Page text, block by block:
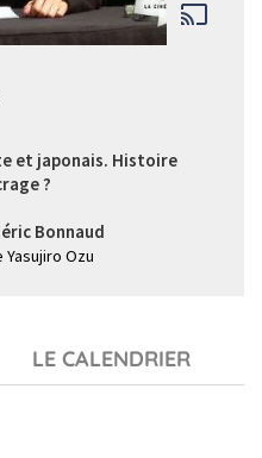
et japonais. Histoire
?
Bonnaud
Ozu
LE CALENDRIER